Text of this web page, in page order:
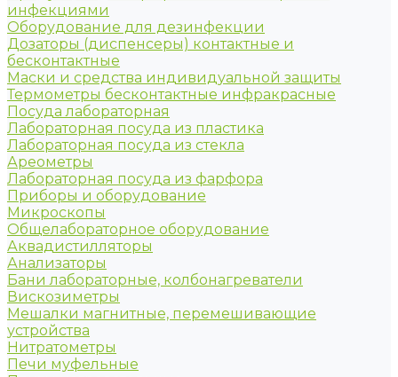
инфекциями
Оборудование для дезинфекции
Дозаторы (диспенсеры) контактные и
бесконтактные
Маски и средства индивидуальной защиты
Термометры бесконтактные инфракрасные
Посуда лабораторная
Лабораторная посуда из пластика
Лабораторная посуда из стекла
Ареометры
Лабораторная посуда из фарфора
Приборы и оборудование
Микроскопы
Общелабораторное оборудование
Аквадистилляторы
Анализаторы
Бани лабораторные, колбонагреватели
Вискозиметры
Мешалки магнитные, перемешивающие
устройства
Нитратометры
Печи муфельные